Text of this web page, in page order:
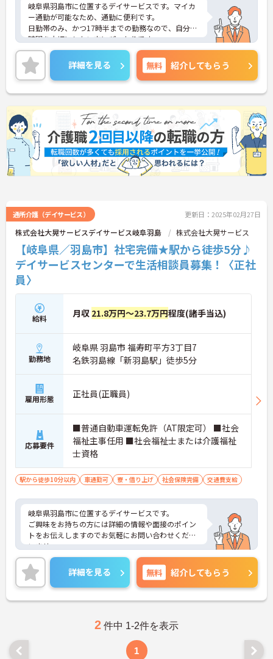
岐阜県羽島市に位置するデイサービスです。マイカ
ー通勤が可能なため、通勤に便利です。
日勤帯のみ、かつ17時半までの勤務なので、自分の
時間を大切にしたい方にぴったりです。
未経験者さん大歓迎！慣れるまでは先輩スタッフが
丁寧に指導いたしますので安心して働いて頂ける環
境です。
ご興味をお持ちの方には詳細の情報や面接のポイン
トをお伝えしますのでお気軽にお問い合わせくださ
いませ。
詳細を見る 無料 紹介してもらう
通所介護（デイサービス） 更新日：2025年02月27日
株式会社大晃サービスデイサービス岐阜羽島 株式会社大晃サービス
【岐阜県／羽島市】社宅完備★駅から徒歩5分♪
デイサービスセンターで生活相談員募集！〈正社
員〉
給料 月収 21.8万円～23.7万円程度(諸手当込)
勤務地
岐阜県 羽島市 福寿町平方3丁目7
名鉄羽島線「新羽島駅」徒歩5分
雇用形態 正社員(正職員)
応募要件
■普通自動車運転免許（AT限定可） ■社会
福祉主事任用 ■社会福祉士または介護福祉
士資格
駅から徒歩10分以内 車通勤可 寮・借り上げ 社会保険完備 交通費支給
岐阜県羽島市に位置するデイサービスです。
ご興味をお持ちの方には詳細の情報や面接のポイン
トをお伝えしますのでお気軽にお問い合わせくださ
いませ。
詳細を見る 無料 紹介してもらう
2 件中 1-2件を表示
1